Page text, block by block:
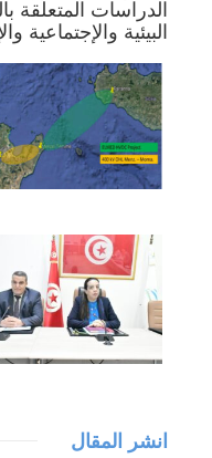
الدراسات المتعلقة
البيئية والإجتماعية
انشر المقال